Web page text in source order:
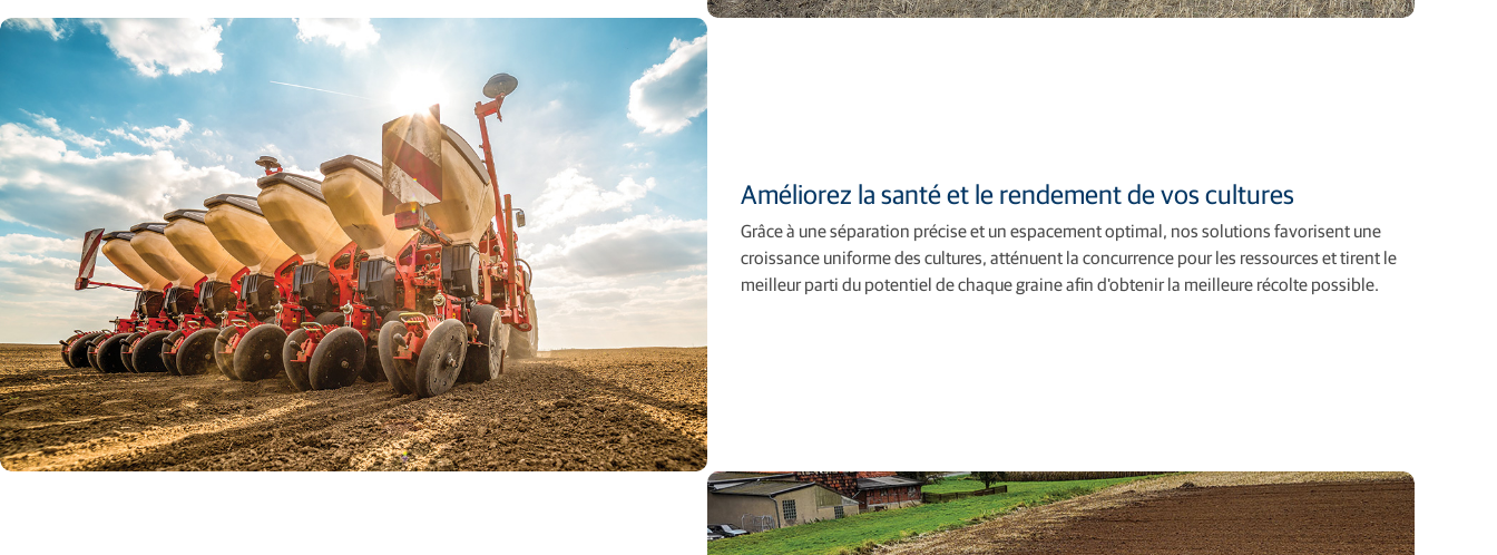
Améliorez la santé et le rendement de vos cultures
Grâce à une séparation précise et un espacement optimal, nos solutions favorisent une
croissance uniforme des cultures, atténuent la concurrence pour les ressources et tirent le
meilleur parti du potentiel de chaque graine afin d'obtenir la meilleure récolte possible.